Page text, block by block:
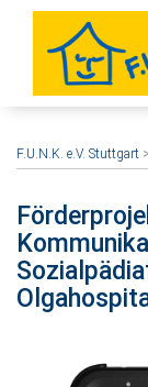
F.U.N.K. e.V. Stuttgart